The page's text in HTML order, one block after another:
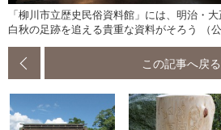
「柳川市立歴史民俗資料館」には、明治・
白秋の足跡を追える貴重な資料がそろう （
この記事へ戻る